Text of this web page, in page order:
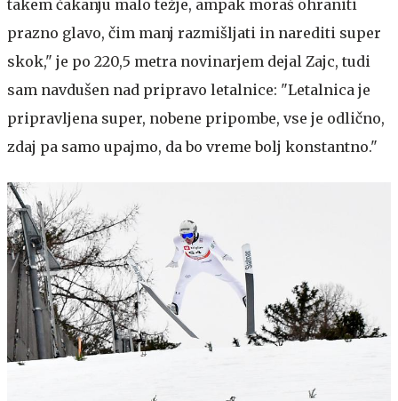
takem čakanju malo težje, ampak moraš ohraniti
prazno glavo, čim manj razmišljati in narediti super
skok," je po 220,5 metra novinarjem dejal Zajc, tudi
sam navdušen nad pripravo letalnice: "Letalnica je
pripravljena super, nobene pripombe, vse je odlično,
zdaj pa samo upajmo, da bo vreme bolj konstantno."